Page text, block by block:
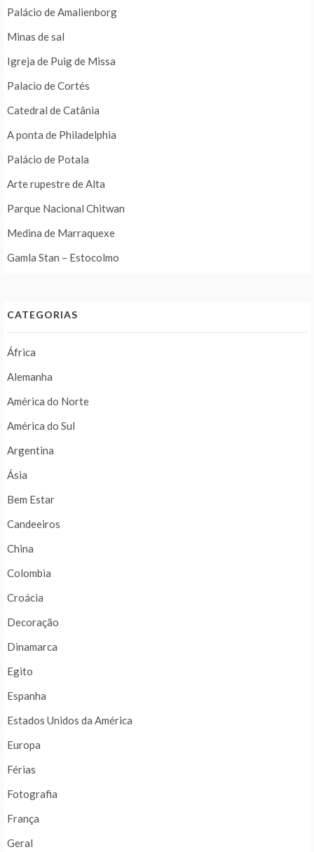
Palácio de Amalienborg
Minas de sal
Igreja de Puig de Missa
Palacio de Cortés
Catedral de Catânia
A ponta de Philadelphia
Palácio de Potala
Arte rupestre de Alta
Parque Nacional Chitwan
Medina de Marraquexe
Gamla Stan – Estocolmo
CATEGORIAS
África
Alemanha
América do Norte
América do Sul
Argentina
Ásia
Bem Estar
Candeeiros
China
Colombia
Croácia
Decoração
Dinamarca
Egito
Espanha
Estados Unidos da América
Europa
Férias
Fotografia
França
Geral